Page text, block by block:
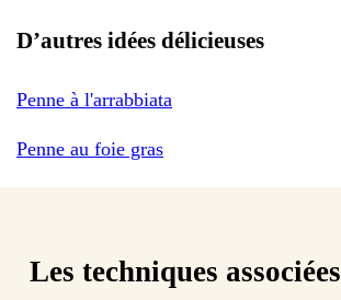
D’autres idées délicieuses
Penne à l'arrabbiata
Penne au foie gras
Les techniques associées